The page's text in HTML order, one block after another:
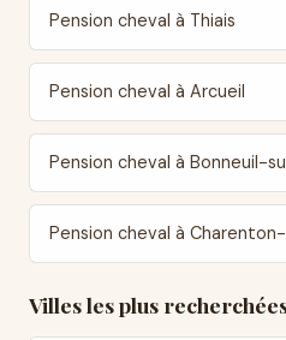
Pension cheval à Thiais
Pension cheval à Arcueil
Pension cheval à Bonneuil-
Pension cheval à
Villes les plus